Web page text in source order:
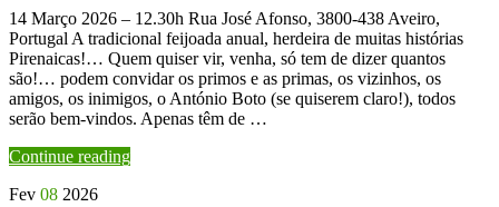
14 Março 2026 – 12.30h Rua José Afonso, 3800-438 Aveiro,
Portugal A tradicional feijoada anual, herdeira de muitas histórias
Pirenaicas!… Quem quiser vir, venha, só tem de dizer quantos
são!… podem convidar os primos e as primas, os vizinhos, os
amigos, os inimigos, o António Boto (se quiserem claro!), todos
serão bem-vindos. Apenas têm de …
Continue reading
Fev 08 2026